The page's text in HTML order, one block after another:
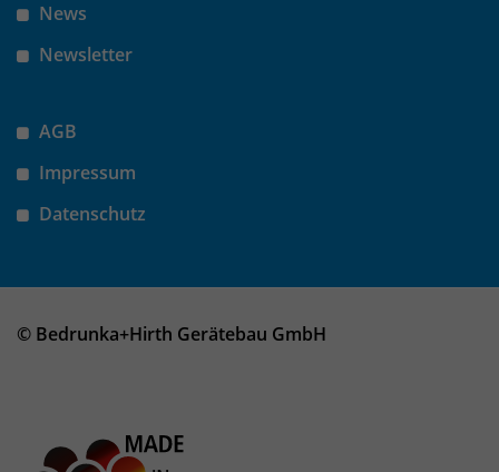
News
Newsletter
AGB
Impressum
Datenschutz
© Bedrunka+Hirth Gerätebau GmbH